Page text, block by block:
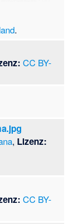
.
CC BY-
, Lizenz:
CC BY-